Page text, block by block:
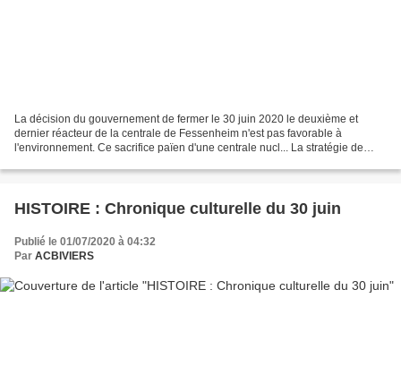
La décision du gouvernement de fermer le 30 juin 2020 le deuxième et
dernier réacteur de la centrale de Fessenheim n'est pas favorable à
l'environnement. Ce sacrifice païen d'une centrale nucl... La stratégie de
HISTOIRE : Chronique culturelle du 30 juin
Publié le 01/07/2020 à 04:32
Par ACBIVIERS